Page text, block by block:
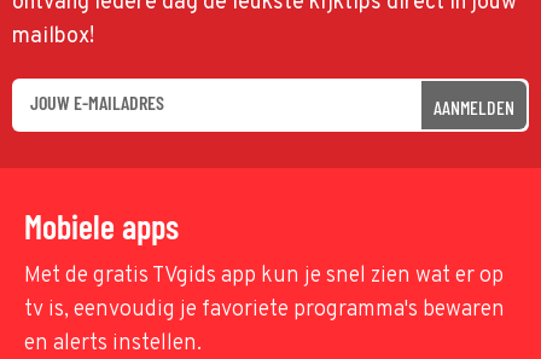
mailbox!
AANMELDEN
Mobiele apps
Met de gratis TVgids app kun je snel zien wat er op
tv is, eenvoudig je favoriete programma's bewaren
en alerts instellen.